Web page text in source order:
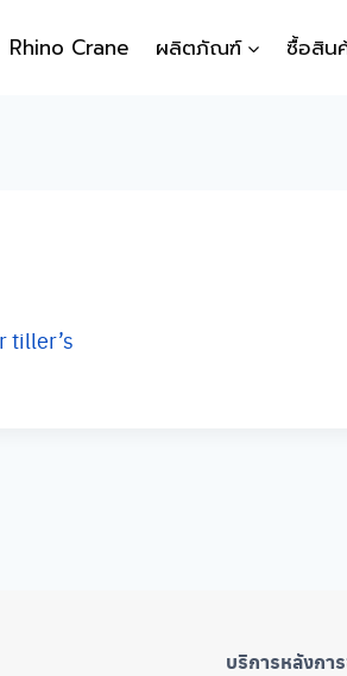
Rhino Crane ผลิตภัณฑ์ ซื้อสิน
tiller’s
บริการหลังกา